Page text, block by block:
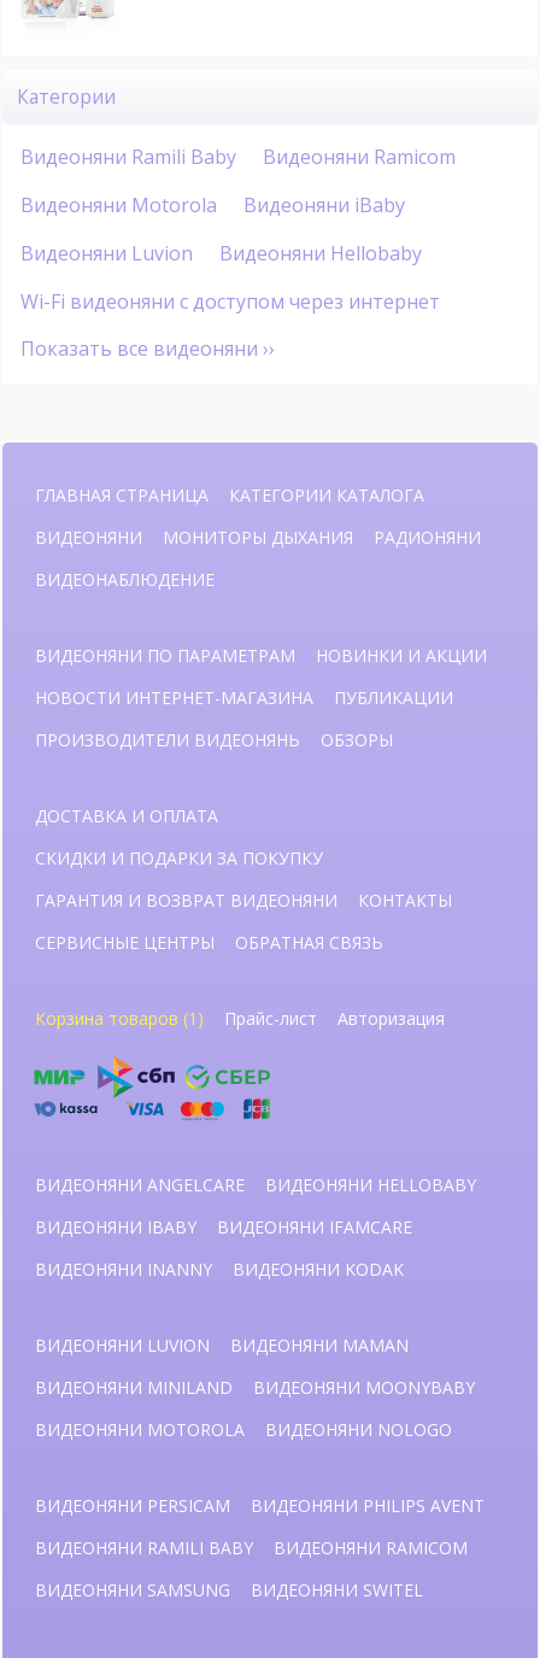
Категории
Видеоняни Ramili Baby
Видеоняни Ramicom
Видеоняни Motorola
Видеоняни iBaby
Видеоняни Luvion
Видеоняни Hellobaby
Wi-Fi видеоняни с доступом через интернет
Показать все видеоняни ››
ГЛАВНАЯ СТРАНИЦА
КАТЕГОРИИ КАТАЛОГА
ВИДЕОНЯНИ
МОНИТОРЫ ДЫХАНИЯ
РАДИОНЯНИ
ВИДЕОНАБЛЮДЕНИЕ
ВИДЕОНЯНИ ПО ПАРАМЕТРАМ
НОВИНКИ И АКЦИИ
НОВОСТИ ИНТЕРНЕТ-МАГАЗИНА
ПУБЛИКАЦИИ
ПРОИЗВОДИТЕЛИ ВИДЕОНЯНЬ
ОБЗОРЫ
ДОСТАВКА И ОПЛАТА
СКИДКИ И ПОДАРКИ ЗА ПОКУПКУ
ГАРАНТИЯ И ВОЗВРАТ ВИДЕОНЯНИ
КОНТАКТЫ
СЕРВИСНЫЕ ЦЕНТРЫ
ОБРАТНАЯ СВЯЗЬ
Корзина товаров (1) Прайс-лист Авторизация
ВИДЕОНЯНИ ANGELCARE
ВИДЕОНЯНИ HELLOBABY
ВИДЕОНЯНИ IBABY
ВИДЕОНЯНИ IFAMCARE
ВИДЕОНЯНИ INANNY
ВИДЕОНЯНИ KODAK
ВИДЕОНЯНИ LUVION
ВИДЕОНЯНИ MAMAN
ВИДЕОНЯНИ MINILAND
ВИДЕОНЯНИ MOONYBABY
ВИДЕОНЯНИ MOTOROLA
ВИДЕОНЯНИ NOLOGO
ВИДЕОНЯНИ PERSICAM
ВИДЕОНЯНИ PHILIPS AVENT
ВИДЕОНЯНИ RAMILI BABY
ВИДЕОНЯНИ RAMICOM
ВИДЕОНЯНИ SAMSUNG
ВИДЕОНЯНИ SWITEL